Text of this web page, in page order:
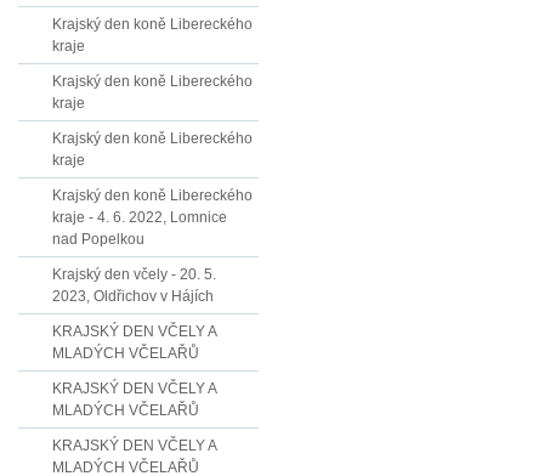
Krajský den koně Libereckého
kraje
Krajský den koně Libereckého
kraje
Krajský den koně Libereckého
kraje
Krajský den koně Libereckého
kraje - 4. 6. 2022, Lomnice
nad Popelkou
Krajský den včely - 20. 5.
2023, Oldřichov v Hájích
KRAJSKÝ DEN VČELY A
MLADÝCH VČELAŘŮ
KRAJSKÝ DEN VČELY A
MLADÝCH VČELAŘŮ
KRAJSKÝ DEN VČELY A
MLADÝCH VČELAŘŮ